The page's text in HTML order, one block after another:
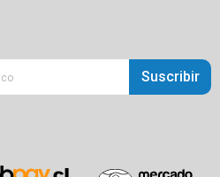
Suscribir